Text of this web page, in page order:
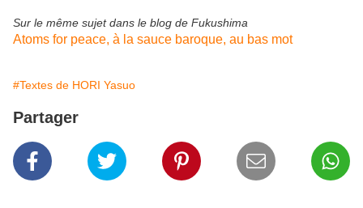
Sur le même sujet dans le blog de Fukushima
Atoms for peace, à la sauce baroque, au bas mot
#Textes de HORI Yasuo
Partager